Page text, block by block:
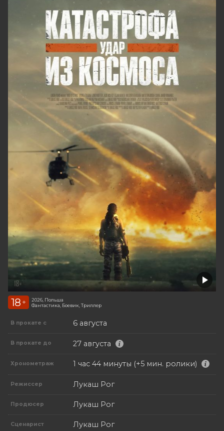
18 +
2026, Польша
Фантастика, Боевик, Триллер
В прокате с 6 августа
В прокате до 27 августа
Хронометраж 1 час 44 минуты (+5 мин. ролики)
Режиссер Лукаш Рог
Продюсер Лукаш Рог
Сценарист Лукаш Рог